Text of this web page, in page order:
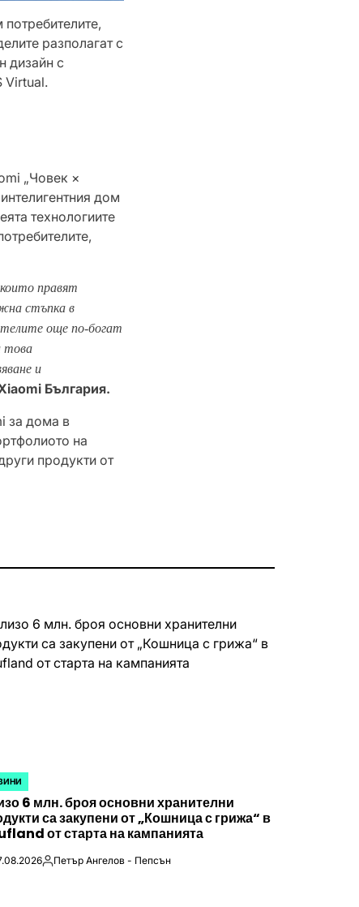
разполагат с
дизайн с
Virtual.
„Човек ×
дом
технологиите
правят
стъпка в
още по-богат
това
и
България.
за дома в
на
продукти от
6 млн. броя основни хранителни
са закупени от „Кошница с грижа“ в
от старта на кампанията
PostedПетър Ангелов - Пепсън